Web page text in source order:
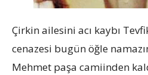
Çirkin ailesini acı kaybı
cenazesi bugün öğle
Mehmet paşa camiinden